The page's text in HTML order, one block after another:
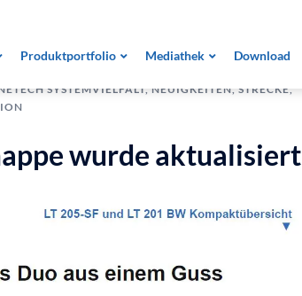
Produktportfolio Mediathek Download
SYSTEMVIELFALT,NEUIGKEITEN,STRECKE,
wurde aktualisiert